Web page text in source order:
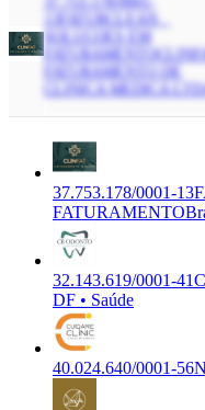
FATURCLEAN _
SOLUCOES EM
FATURAMENTO
FATURAMENTO DE
CLINICA MEDICA
37.753.178/0001-13
FATURAMENTO
32.143.619/0001-41
DF • Saúde
40.024.640/0001-56